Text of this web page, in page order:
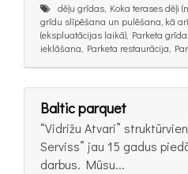
dēļu grīdas, Koka terases dēļi
grīdu slīpēšana un pulēšana, kā
(ekspluatācijas laikā), Parketa
ieklāšana, Parketa restaurācija,
Baltic parquet
“Vidrižu Atvari”
Serviss” jau 15 gadus
darbus. Mūsu...